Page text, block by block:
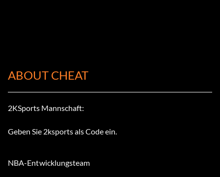
ABOUT CHEAT
2KSports Mannschaft:
Geben Sie 2ksports als Code ein.
NBA-Entwicklungsteam